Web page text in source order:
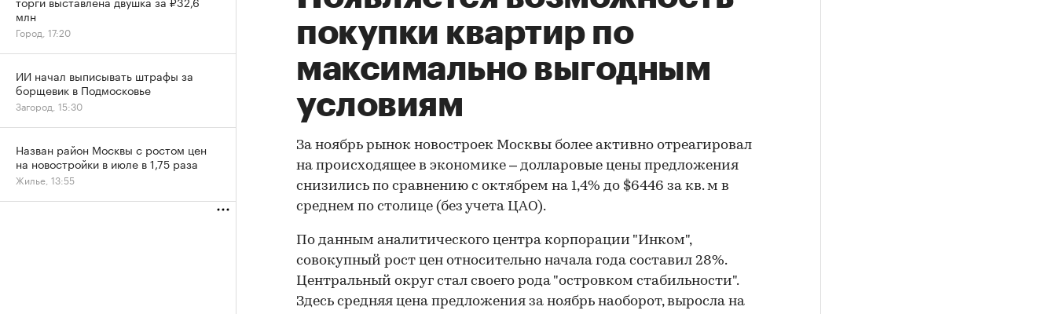
покупки квартир по
максимально выгодным
условиям
За ноябрь рынок новостроек Москвы более активно отреагировал
на происходящее в экономике – долларовые цены предложения
снизились по сравнению с октябрем на 1,4% до $6446 за кв. м в
среднем по столице (без учета ЦАО).
По данным аналитического центра корпорации "Инком",
совокупный рост цен относительно начала года составил 28%.
Центральный округ стал своего рода "островком стабильности".
Здесь средняя цена предложения за ноябрь наоборот, выросла на
млн
Город, 17:20
ИИ начал выписывать штрафы за
борщевик в Подмосковье
Загород, 15:30
Назван район Москвы с ростом цен
на новостройки в июле в 1,75 раза
Жилье, 13:55